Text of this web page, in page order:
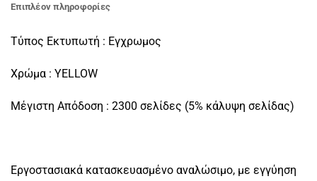
Επιπλέον πληροφορίες
Τύπος Εκτυπωτή : Εγχρωμος
Χρώμα : YELLOW
Μέγιστη Απόδοση : 2300 σελίδες (5% κάλυψη σελίδας)
Εργοστασιακά κατασκευασμένο αναλώσιμο, με εγγύηση